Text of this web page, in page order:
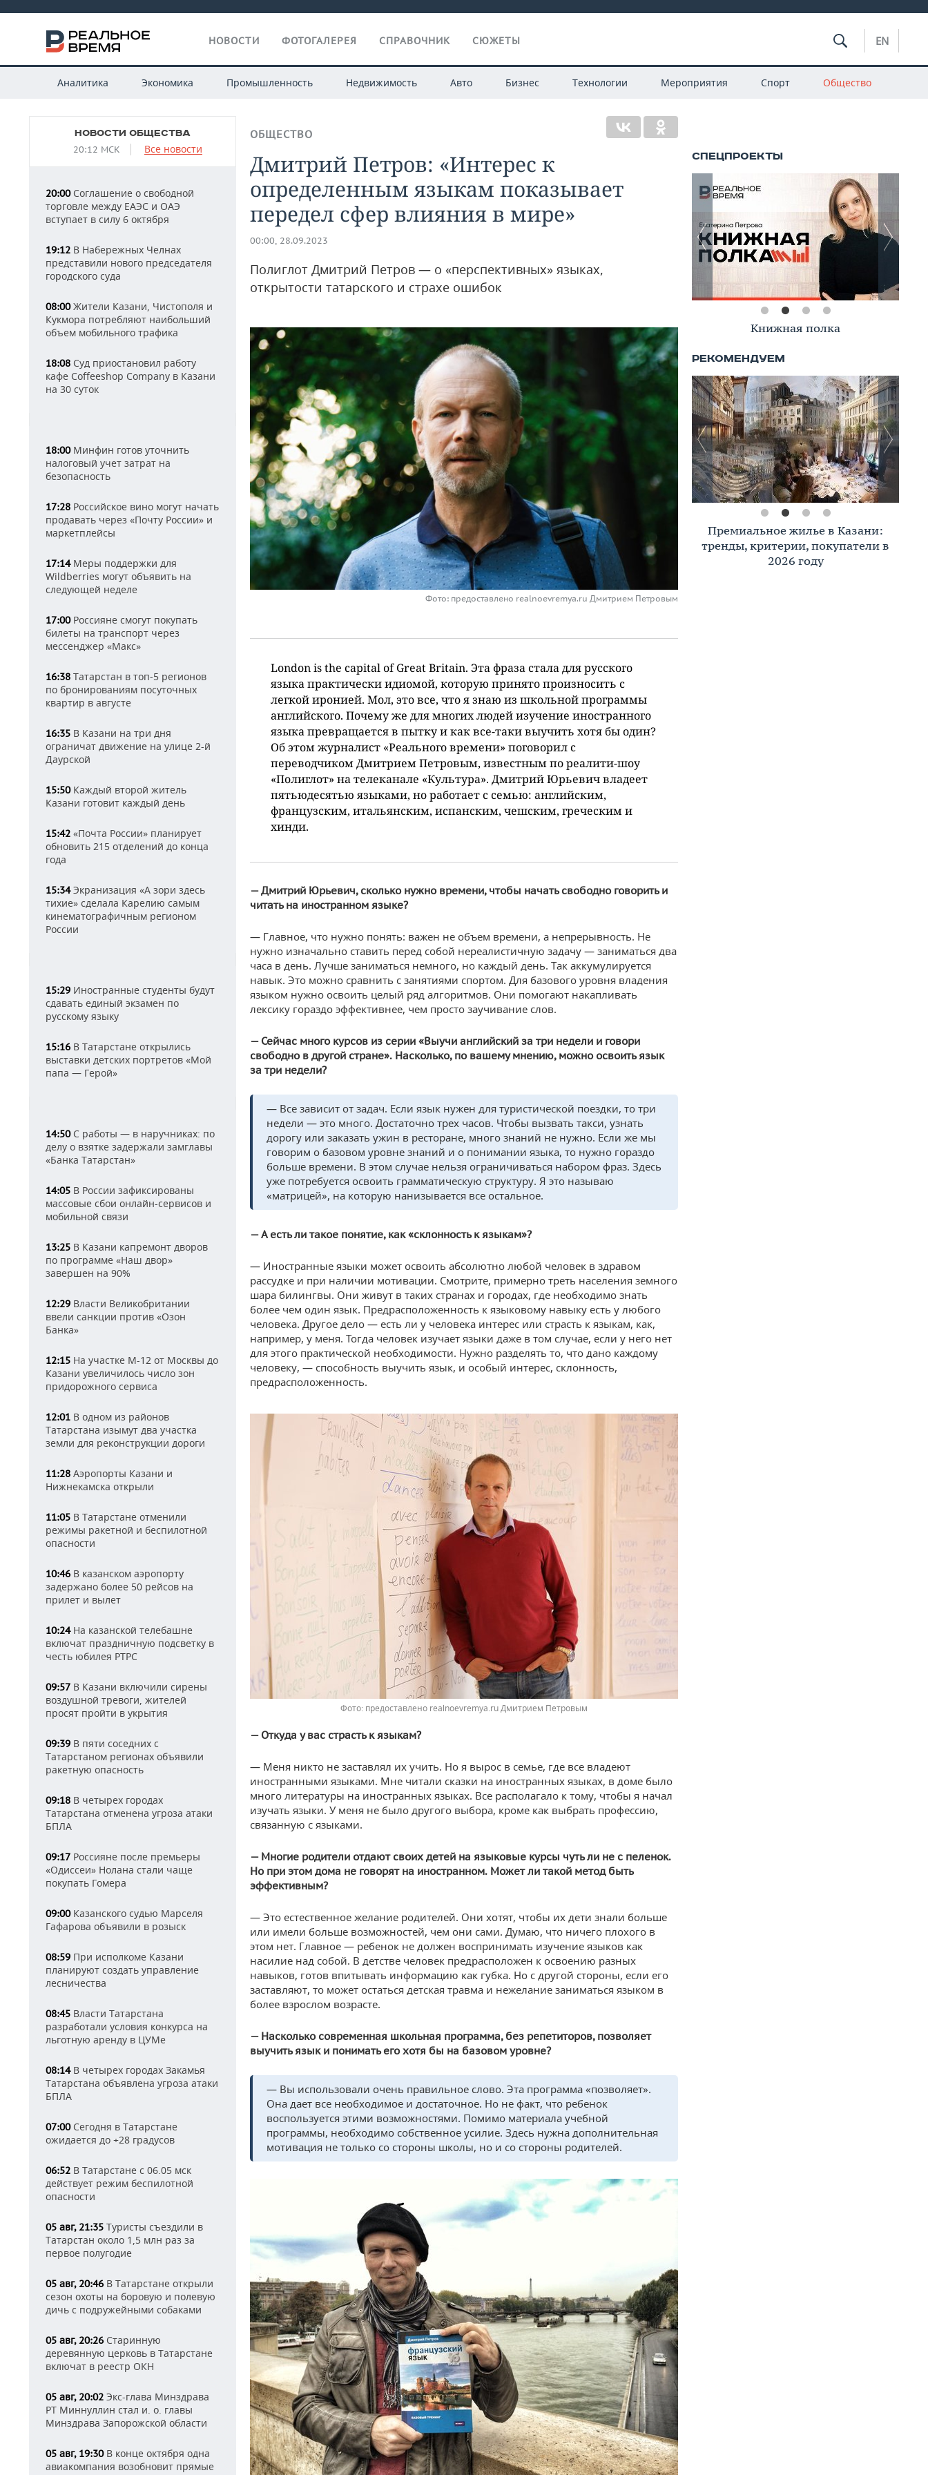
НОВОСТИ ФОТОГАЛЕРЕЯ СПРАВОЧНИК СЮЖЕТЫ EN
Аналитика Экономика Промышленность Недвижимость Авто Бизнес Технологии Мероприятия Спорт Общество
НОВОСТИ ОБЩЕСТВА
20:12 МСК Все новости
20:00Соглашение о свободной
торговле между ЕАЭС и ОАЭ
вступает в силу 6 октября
19:12 В Набережных Челнах
представили нового председателя
городского суда
08:00Жители Казани, Чистополя и
Кукмора потребляют наибольший
объем мобильного трафика
18:08 Суд приостановил работу
кафе Coffeeshop Company в Казани
на 30 суток
18:00Минфин готов уточнить
налоговый учет затрат на
безопасность
17:28 Российское вино могут начать
продавать через «Почту России» и
маркетплейсы
17:14Меры поддержки для
Wildberries могут объявить на
следующей неделе
17:00Россияне смогут покупать
билеты на транспорт через
мессенджер «Макс»
16:38 Татарстан в топ-5 регионов
по бронированиям посуточных
квартир в августе
16:35 В Казани на три дня
ограничат движение на улице 2-й
Даурской
15:50Каждый второй житель
Казани готовит каждый день
15:42 «Почта России» планирует
обновить 215 отделений до конца
года
15:34Экранизация «А зори здесь
тихие» сделала Карелию самым
кинематографичным регионом
России
15:29 Иностранные студенты будут
сдавать единый экзамен по
русскому языку
15:16 В Татарстане открылись
выставки детских портретов «Мой
папа — Герой»
14:50С работы — в наручниках: по
делу о взятке задержали замглавы
«Банка Татарстан»
14:05 В России зафиксированы
массовые сбои онлайн-сервисов и
мобильной связи
13:25 В Казани капремонт дворов
по программе «Наш двор»
завершен на 90%
12:29 Власти Великобритании
ввели санкции против «Озон
Банка»
12:15 На участке М-12 от Москвы до
Казани увеличилось число зон
придорожного сервиса
12:01 В одном из районов
Татарстана изымут два участка
земли для реконструкции дороги
11:28 Аэропорты Казани и
Нижнекамска открыли
11:05 В Татарстане отменили
режимы ракетной и беспилотной
опасности
10:46 В казанском аэропорту
задержано более 50 рейсов на
прилет и вылет
10:24На казанской телебашне
включат праздничную подсветку в
честь юбилея РТРС
09:57 В Казани включили сирены
воздушной тревоги, жителей
просят пройти в укрытия
09:39 В пяти соседних с
Татарстаном регионах объявили
ракетную опасность
09:18 В четырех городах
Татарстана отменена угроза атаки
БПЛА
09:17 Россияне после премьеры
«Одиссеи» Нолана стали чаще
покупать Гомера
09:00Казанского судью Марселя
Гафарова объявили в розыск
08:59 При исполкоме Казани
планируют создать управление
лесничества
08:45 Власти Татарстана
разработали условия конкурса на
льготную аренду в ЦУМе
08:14В четырех городах Закамья
Татарстана объявлена угроза атаки
БПЛА
07:00Сегодня в Татарстане
ожидается до +28 градусов
06:52 В Татарстане с 06.05 мск
действует режим беспилотной
опасности
05 авг, 21:35 Туристы съездили в
Татарстан около 1,5 млн раз за
первое полугодие
05 авг, 20:46 В Татарстане открыли
сезон охоты на боровую и полевую
дичь с подружейными собаками
05 авг, 20:26 Старинную
деревянную церковь в Татарстане
включат в реестр ОКН
05 авг, 20:02 Экс-глава Минздрава
РТ Миннуллин стал и. о. главы
Минздрава Запорожской области
05 авг, 19:30В конце октября одна
авиакомпания возобновит прямые
ОБЩЕСТВО
Дмитрий Петров: «Интерес к
определенным языкам показывает
передел сфер влияния в мире»
00:00, 28.09.2023
Полиглот Дмитрий Петров — о «перспективных» языках,
открытости татарского и страхе ошибок
Фото: предоставлено realnoevremya.ru Дмитрием Петровым
London is the capital of Great Britain. Эта фраза стала для русского
языка практически идиомой, которую принято произносить с
легкой иронией. Мол, это все, что я знаю из школьной программы
английского. Почему же для многих людей изучение иностранного
языка превращается в пытку и как все-таки выучить хотя бы один?
Об этом журналист «Реального времени» поговорил с
переводчиком Дмитрием Петровым, известным по реалити-шоу
«Полиглот» на телеканале «Культура». Дмитрий Юрьевич владеет
пятьюдесятью языками, но работает с семью: английским,
французским, итальянским, испанским, чешским, греческим и
хинди.
— Дмитрий Юрьевич, сколько нужно времени, чтобы начать свободно говорить и
читать на иностранном языке?
— Главное, что нужно понять: важен не объем времени, а непрерывность. Не
нужно изначально ставить перед собой нереалистичную задачу — заниматься два
часа в день. Лучше заниматься немного, но каждый день. Так аккумулируется
навык. Это можно сравнить с занятиями спортом. Для базового уровня владения
языком нужно освоить целый ряд алгоритмов. Они помогают накапливать
лексику гораздо эффективнее, чем просто заучивание слов.
— Сейчас много курсов из серии «Выучи английский за три недели и говори
свободно в другой стране». Насколько, по вашему мнению, можно освоить язык
за три недели?
— Все зависит от задач. Если язык нужен для туристической поездки, то три
недели — это много. Достаточно трех часов. Чтобы вызвать такси, узнать
дорогу или заказать ужин в ресторане, много знаний не нужно. Если же мы
говорим о базовом уровне знаний и о понимании языка, то нужно гораздо
больше времени. В этом случае нельзя ограничиваться набором фраз. Здесь
уже потребуется освоить грамматическую структуру. Я это называю
«матрицей», на которую нанизывается все остальное.
— А есть ли такое понятие, как «склонность к языкам»?
— Иностранные языки может освоить абсолютно любой человек в здравом
рассудке и при наличии мотивации. Смотрите, примерно треть населения земного
шара билингвы. Они живут в таких странах и городах, где необходимо знать
более чем один язык. Предрасположенность к языковому навыку есть у любого
человека. Другое дело — есть ли у человека интерес или страсть к языкам, как,
например, у меня. Тогда человек изучает языки даже в том случае, если у него нет
для этого практической необходимости. Нужно разделять то, что дано каждому
человеку, — способность выучить язык, и особый интерес, склонность,
предрасположенность.
предоставлено realnoevremya.ru Дмитрием Петровым
— Откуда у вас страсть к языкам?
— Меня никто не заставлял их учить. Но я вырос в семье, где все владеют
иностранными языками. Мне читали сказки на иностранных языках, в доме было
много литературы на иностранных языках. Все располагало к тому, чтобы я начал
изучать языки. У меня не было другого выбора, кроме как выбрать профессию,
связанную с языками.
— Многие родители отдают своих детей на языковые курсы чуть ли не с пеленок.
Но при этом дома не говорят на иностранном. Может ли такой метод быть
эффективным?
— Это естественное желание родителей. Они хотят, чтобы их дети знали больше
или имели больше возможностей, чем они сами. Думаю, что ничего плохого в
этом нет. Главное — ребенок не должен воспринимать изучение языков как
насилие над собой. В детстве человек предрасположен к освоению разных
навыков, готов впитывать информацию как губка. Но с другой стороны, если его
заставляют, то может остаться детская травма и нежелание заниматься языком в
более взрослом возрасте.
— Насколько современная школьная программа, без репетиторов, позволяет
выучить язык и понимать его хотя бы на базовом уровне?
— Вы использовали очень правильное слово. Эта программа «позволяет».
Она дает все необходимое и достаточное. Но не факт, что ребенок
воспользуется этими возможностями. Помимо материала учебной
программы, необходимо собственное усилие. Здесь нужна дополнительная
мотивация не только со стороны школы, но и со стороны родителей.
Книжная полка
Премиальное жилье в Казани:
тренды, критерии, покупатели в
2026 году